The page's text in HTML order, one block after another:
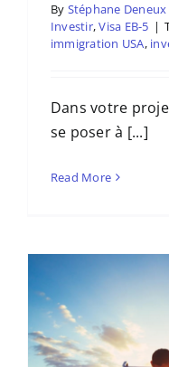
By Stéphane Deneux
Investir,Visa EB-5 |
immigration USA,
Dans votre
se poser à [...]
Read More